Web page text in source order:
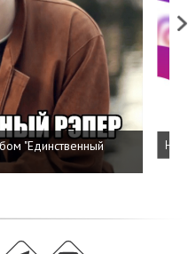
"Единственный
Next